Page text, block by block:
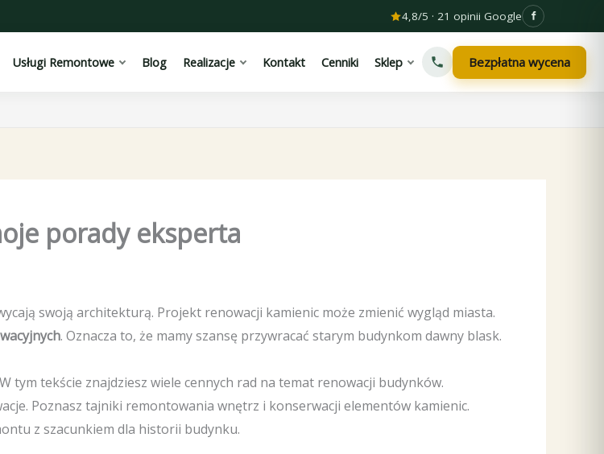
4,8/5 · 21 opinii Google
Usługi Remontowe Blog Realizacje Kontakt Cenniki Sklep Bezpłatna wycena
porady eksperta
swoją architekturą. Projekt renowacji kamienic może zmienić wygląd miasta.
. Oznacza to, że mamy szansę przywracać starym budynkom dawny blask.
tym tekście znajdziesz wiele cennych rad na temat renowacji budynków.
Poznasz tajniki remontowania wnętrz i konserwacji elementów kamienic.
z szacunkiem dla historii budynku.